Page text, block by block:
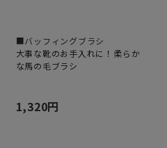
■バッフィングブラシ
大事な靴のお手入れに！柔らか
な馬の毛ブラシ
1,320円